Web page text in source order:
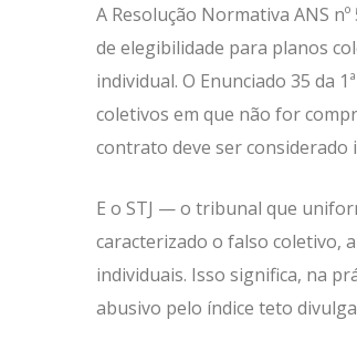
A Resolução Normativa ANS
de elegibilidade para planos
individual. O Enunciado 35 da
coletivos em que não for
contrato deve ser considerado
E o STJ — o tribunal que
caracterizado o falso coletivo,
individuais. Isso significa, na
abusivo pelo índice teto